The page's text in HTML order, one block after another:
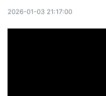
2026-01-03 21:17:00